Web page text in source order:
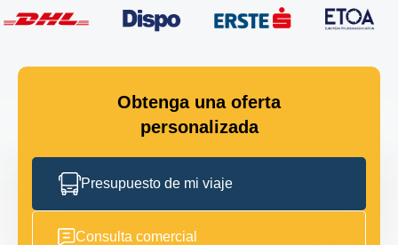
Obtenga una oferta
personalizada
Presupuesto de mi viaje
Consulta comercial